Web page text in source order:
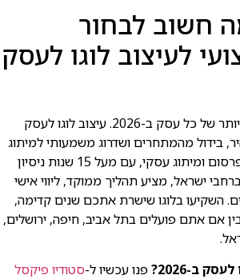
חשוב לבחור
לעיצוב לוגו לעסק
לוגו הוא הנכס החשוב ביותר של כל עסק ב-2026. עיצוב לוגו לעסק
בידול מהמתחרים ושדרוג משמעותי למיתוג
ולשיווק. סטודיו פיקסל פרסום ומיתוג עסקי, עם מעל 15 שנות ניסיון
ישראל, מציע תהליך ממוקד, ליווי אישי
השקיעו בלוגו שישרת אתכם שנים קדימה,
אם אתם פועלים בתל אביב, חיפה, ירושלים,
ב-2026?
פנו עכשיו ל-סטודיו פיקסל